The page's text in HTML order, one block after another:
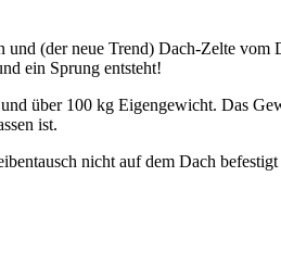
(der neue Trend) Dach-Zelte
ein Sprung entsteht!
über 100 kg Eigengewicht. Das
ist.
nicht auf dem Dach